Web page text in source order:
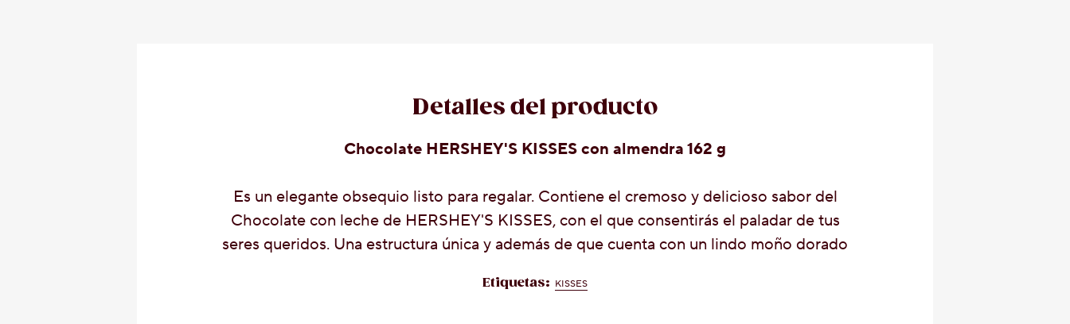
Detalles del producto
Chocolate HERSHEY'S KISSES con almendra 162 g
Es un elegante obsequio listo para regalar. Contiene el cremoso y delicioso sabor del
Chocolate con leche de HERSHEY'S KISSES, con el que consentirás el paladar de tus
seres queridos. Una estructura única y además de que cuenta con un lindo moño dorado
Etiquetas: KISSES